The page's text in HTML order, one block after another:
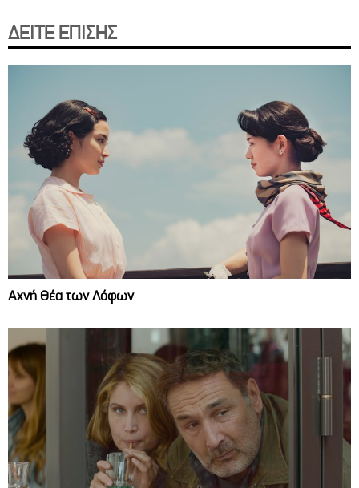
ΔΕΙΤΕ ΕΠΙΣΗΣ
Αχνή Θέα των Λόφων